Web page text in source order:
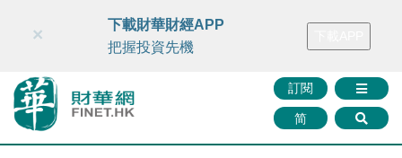
財華智庫網 FINTV FINMETA 財華證券 媒體矩陣
訂閱
简
×
下載財華財經APP
把握投資先機